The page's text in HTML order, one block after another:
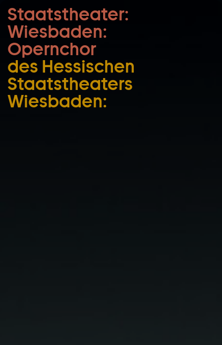
Zum Hauptinhalt springen
Zum Footer springen
Staatstheater:
Wiesbaden:
Opernchor
des Hessischen
Staatstheaters
Wiesbaden: